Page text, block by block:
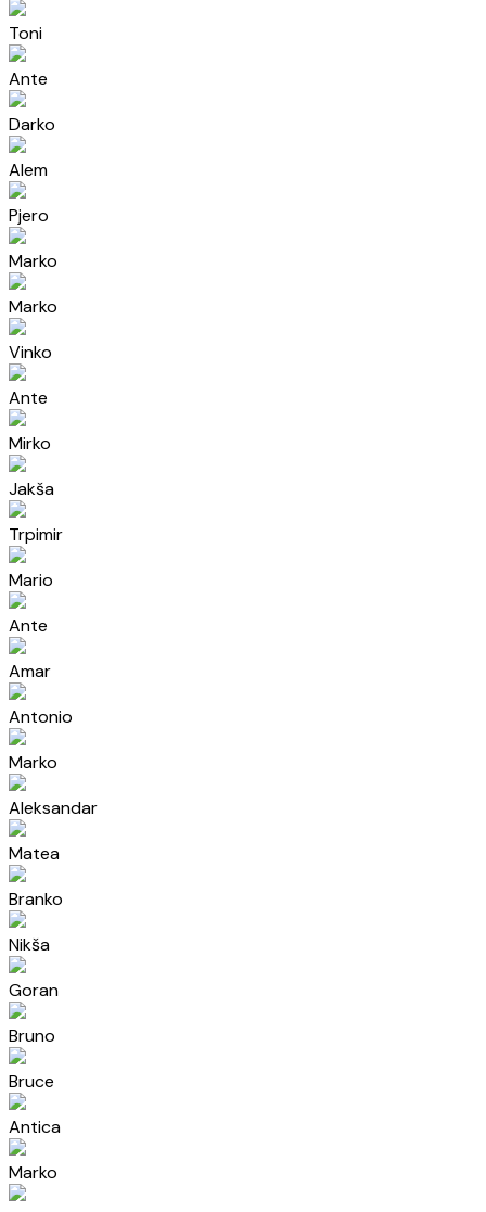
Toni
Ante
Darko
Alem
Pjero
Marko
Marko
Vinko
Ante
Mirko
Jakša
Trpimir
Mario
Ante
Amar
Antonio
Marko
Aleksandar
Matea
Branko
Nikša
Goran
Bruno
Bruce
Antica
Marko